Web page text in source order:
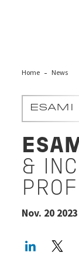
Home News
ESAMI
&
Nov. 20 2023